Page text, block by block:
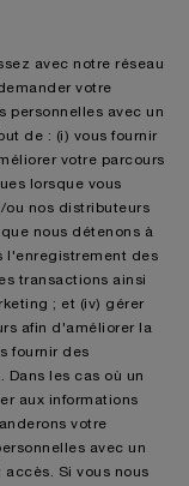
avec notre réseau
votre
personnelles avec un
de : (i) vous fournir
votre parcours
lorsque vous
ou nos distributeurs
nous détenons à
l'enregistrement des
transactions ainsi
; et (iv) gérer
afin d'améliorer la
fournir des
Dans les cas où un
aux informations
votre
avec un
Si vous nous